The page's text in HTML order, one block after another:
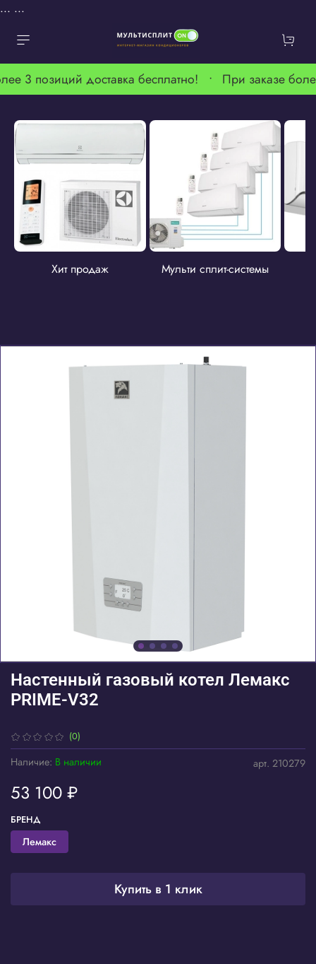
... ...
3 позиций доставка бесплатно! • При заказе
Хит продаж Мульти сплит-системы
(0)
арт. 210279
Наличие: В наличии
Настенный газовый котел Лемакс
PRIME-V32
53 100 ₽
Купить в 1 клик
БРЕНД
Лемакс